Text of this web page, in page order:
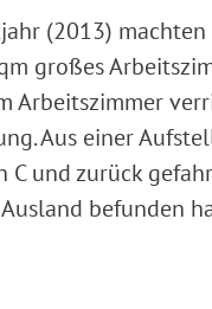
(2013) machten
großes
Arbeitszimmer
Aus einer
und zurück
befunden